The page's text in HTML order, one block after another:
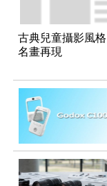
古典兒童攝影風
名畫再現